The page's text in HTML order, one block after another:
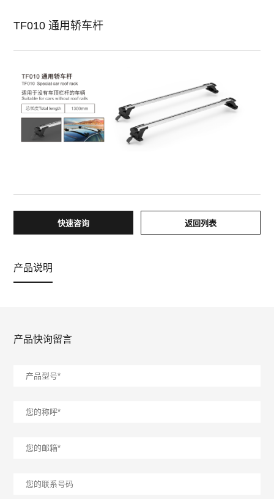
TF010 通用轿车杆
快速咨询 返回列表
产品说明
产品快询留言